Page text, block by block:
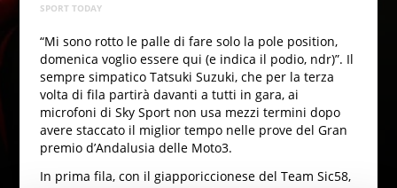
SPORT TODAY
“Mi sono rotto le palle di fare solo la pole position,
domenica voglio essere qui (e indica il podio, ndr)”. Il
sempre simpatico Tatsuki Suzuki, che per la terza
volta di fila partirà davanti a tutti in gara, ai
microfoni di Sky Sport non usa mezzi termini dopo
avere staccato il miglior tempo nelle prove del Gran
premio d’Andalusia delle Moto3.
In prima fila, con il giapporiccionese del Team Sic58,